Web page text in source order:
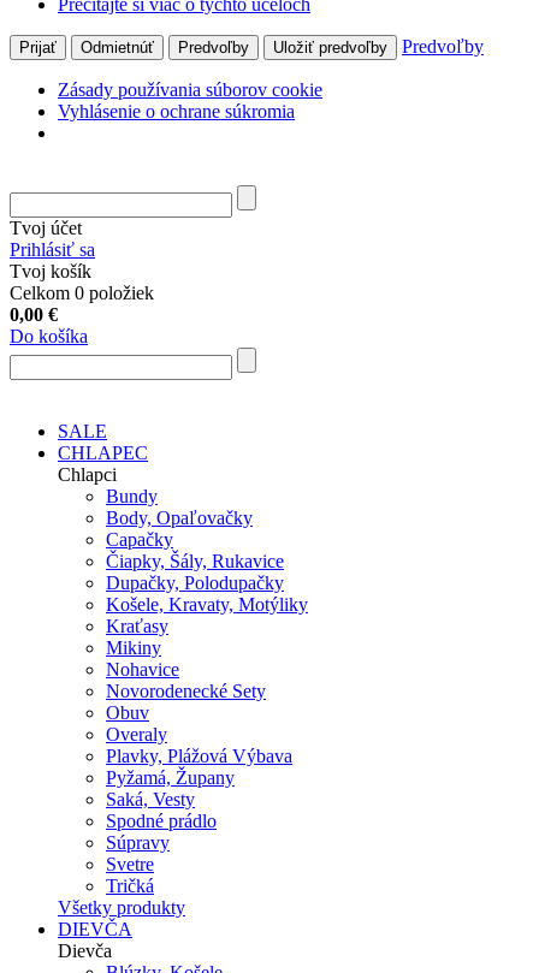
Prečítajte si viac o týchto účeloch
Prijať Odmietnúť Predvoľby Uložiť predvoľby Predvoľby
Zásady používania súborov cookie
Vyhlásenie o ochrane súkromia
Tvoj účet
Prihlásiť sa
Tvoj košík
Celkom 0 položiek
0,00 €
Do košíka
SALE
CHLAPEC
Chlapci
Bundy
Body, Opaľovačky
Capačky
Čiapky, Šály, Rukavice
Dupačky, Polodupačky
Košele, Kravaty, Motýliky
Kraťasy
Mikiny
Nohavice
Novorodenecké Sety
Obuv
Overaly
Plavky, Plážová Výbava
Pyžamá, Župany
Saká, Vesty
Spodné prádlo
Súpravy
Svetre
Tričká
Všetky produkty
DIEVČA
Dievča